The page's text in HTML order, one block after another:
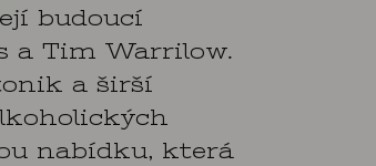
budoucí
a Tim Warrilow.
a širší
nabídku, která